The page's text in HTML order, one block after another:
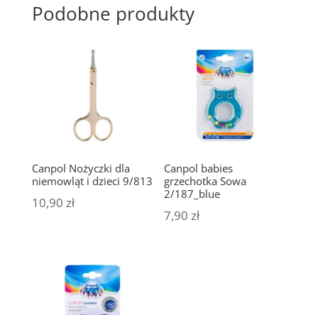
Podobne produkty
Canpol Nożyczki dla
niemowląt i dzieci 9/813
10,90 zł
Canpol babies
grzechotka Sowa
2/187_blue
7,90zł